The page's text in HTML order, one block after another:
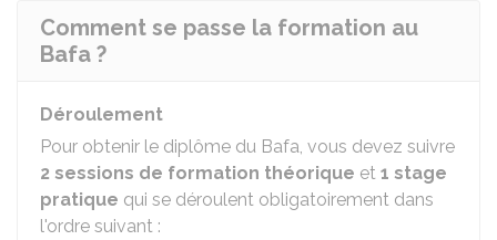
Comment se passe la formation au
Bafa ?
Déroulement
Pour obtenir le diplôme du Bafa, vous devez suivre
2 sessions de formation théorique et 1 stage
pratique qui se déroulent obligatoirement dans
l'ordre suivant :